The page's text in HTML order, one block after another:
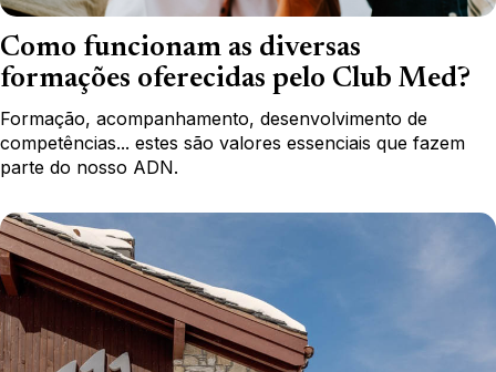
Como funcionam as diversas
formações oferecidas pelo Club Med?
Formação, acompanhamento, desenvolvimento de
competências... estes são valores essenciais que fazem
parte do nosso ADN.